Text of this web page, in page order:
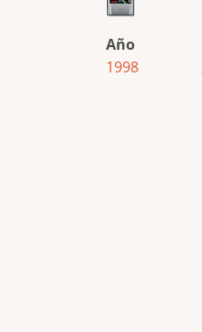
Año
1998